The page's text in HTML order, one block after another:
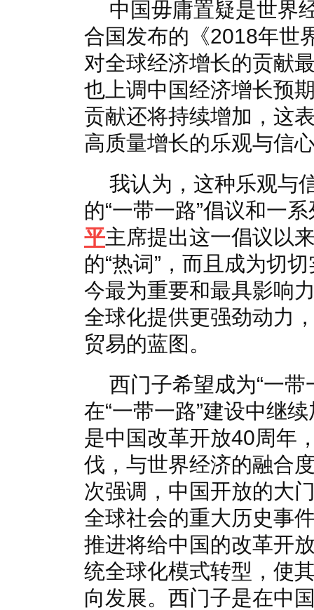
中国毋庸置疑是世界
合国发布的《2018年世
对全球经济增长的贡献
也上调中国经济增长预
贡献还将持续增加，这
高质量增长的乐观与信
我认为，这种乐观与
的“一带一路”倡议和一
平主席提出这一倡议以
的“热词”，而且成为切
今最为重要和最具影响
全球化提供更强劲动力
贸易的蓝图。
西门子希望成为“一
在“一带一路”建设中继
是中国改革开放40周年
伐，与世界经济的融合
次强调，中国开放的大
全球社会的重大历史事
推进将给中国的改革开
统全球化模式转型，使
向发展。西门子是在中